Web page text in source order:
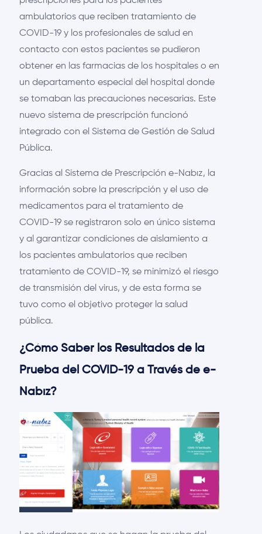
ambulatorios que reciben tratamiento de
COVID-19 y los profesionales de salud en
contacto con estos pacientes se pudieron
obtener en las farmacias de los hospitales o en
un departamento especial del hospital donde
se tomaban las precauciones necesarias. Este
nuevo sistema de prescripción funcionó
integrado con el Sistema de Gestión de Salud
Pública.
Gracias al Sistema de Prescripción e-Nabız, la
información sobre la prescripción y el uso de
medicamentos para el tratamiento de
COVID-19 se registraron solo en único sistema
y al garantizar condiciones de aislamiento a
los pacientes ambulatorios que reciben
tratamiento de COVID-19, se minimizó el riesgo
de transmisión del virus, y de esta forma se
tuvo como el objetivo proteger la salud
pública.
¿Cómo Saber los Resultados de la
Prueba del COVID-19 a Través de e-
Nabız?